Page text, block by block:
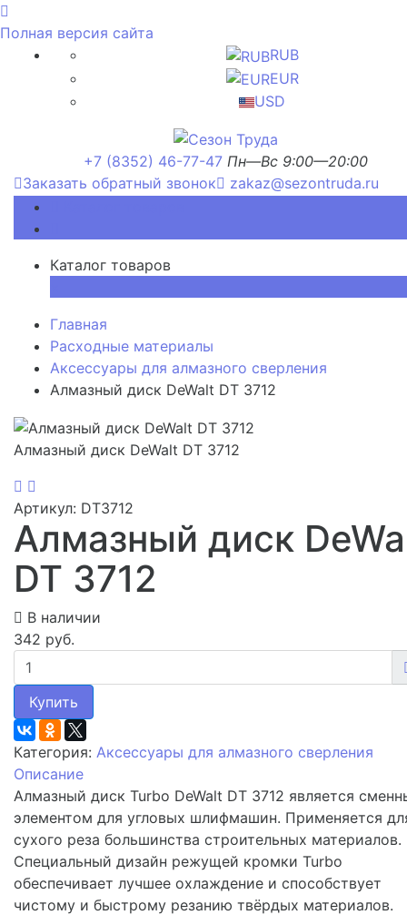
Полная версия сайта
RUB
EUR
USD
+7 (8352) 46-77-47 Пн—Вс 9:00—20:00
Заказать обратный звонок
zakaz@sezontruda.ru
Каталог товаров
Главная
Расходные материалы
Аксессуары для алмазного сверления
Алмазный диск DeWalt DT 3712
Алмазный диск DeWalt DT 3712
Артикул: DT3712
Алмазный диск
DT 3712
В наличии
342 руб.
Купить
Категория: Аксессуары для алмазного сверления
Описание
Алмазный диск Turbo DeWalt DT 3712 является
элементом для угловых шлифмашин. Применяется
сухого реза большинства строительных материалов.
Специальный дизайн режущей кромки Turbo
обеспечивает лучшее охлаждение и способствует
чистому и быстрому резанию твёрдых материалов.